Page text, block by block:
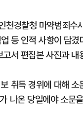
천경찰청 마약범죄
등 인적 사항이 담
서 편집본 사진과 내
취득 경위에 대해
나온 당일에야 소문